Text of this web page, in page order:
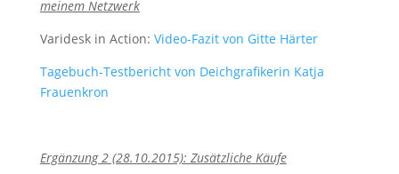
meinem Netzwerk
Varidesk in Action: Video-Fazit von Gitte Härter
Tagebuch-Testbericht von Deichgrafikerin Katja
Frauenkron
Ergänzung 2 (28.10.2015): Zusätzliche Käufe